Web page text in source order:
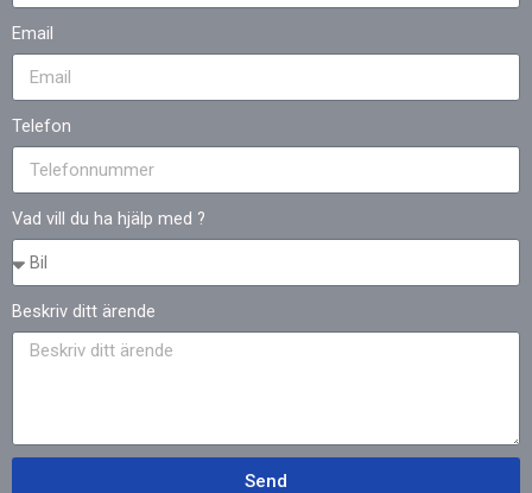
Email
Telefon
Vad vill du ha hjälp med ?
Beskriv ditt ärende
Send